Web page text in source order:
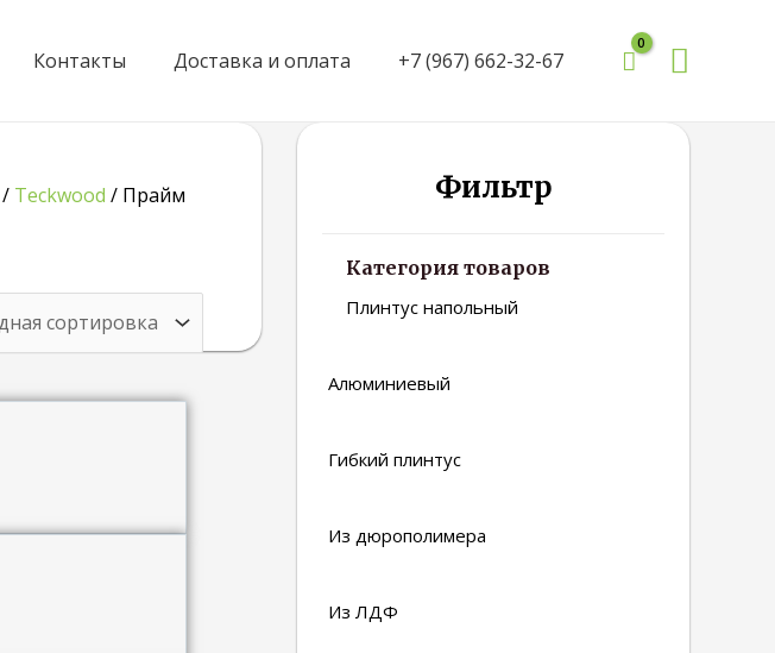
Контакты Доставка и оплата +7 (967) 662-32-67 Поиск
/ Teckwood / Прайм Фильтр
Категория товаров
Плинтус напольный
Алюминиевый
Гибкий плинтус
Из дюрополимера
Из ЛДФ